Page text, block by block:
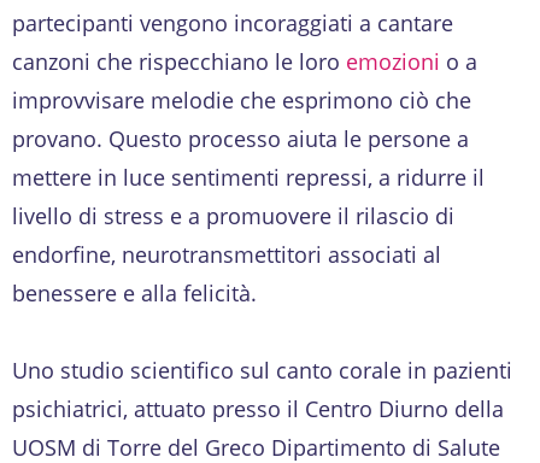
partecipanti vengono incoraggiati a cantare
canzoni che rispecchiano le loro emozioni o a
improvvisare melodie che esprimono ciò che
provano. Questo processo aiuta le persone a
mettere in luce sentimenti repressi, a ridurre il
livello di stress e a promuovere il rilascio di
endorfine, neurotransmettitori associati al
benessere e alla felicità.
Uno studio scientifico sul canto corale in pazienti
psichiatrici, attuato presso il Centro Diurno della
UOSM di Torre del Greco Dipartimento di Salute